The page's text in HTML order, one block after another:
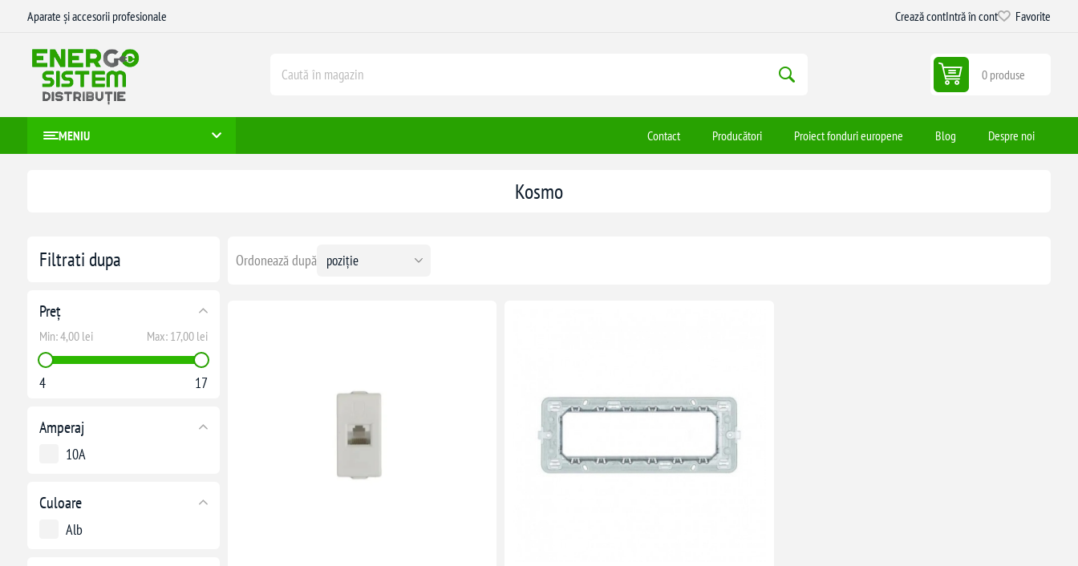
Aparate și accesorii profesionale Crează contIntră în cont Favorite
0 produse
MENIU Contact Producători Proiect fonduri europene Blog Despre noi
Filtrati dupa
Preț
Min:4,00 lei Max: 17,00 lei
4 17
Amperaj
10A
Culoare
Alb
Kosmo
Ordonează după